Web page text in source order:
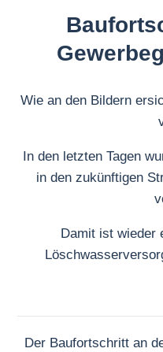
Wie an den Bildern
In den letzten Tagen
in den zukünftigen
Damit ist wieder
Der Baufortschritt an